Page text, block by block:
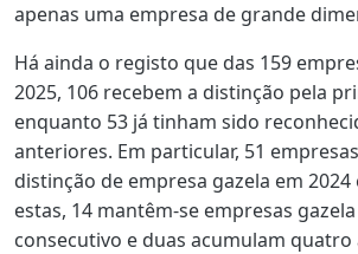
apenas uma empresa de grande
Há ainda o registo que das 159
2025, 106 recebem a distinção pela
enquanto 53 já tinham sido
anteriores. Em particular, 51
distinção de empresa gazela em 2024
estas, 14 mantêm-se empresas
consecutivo e duas acumulam